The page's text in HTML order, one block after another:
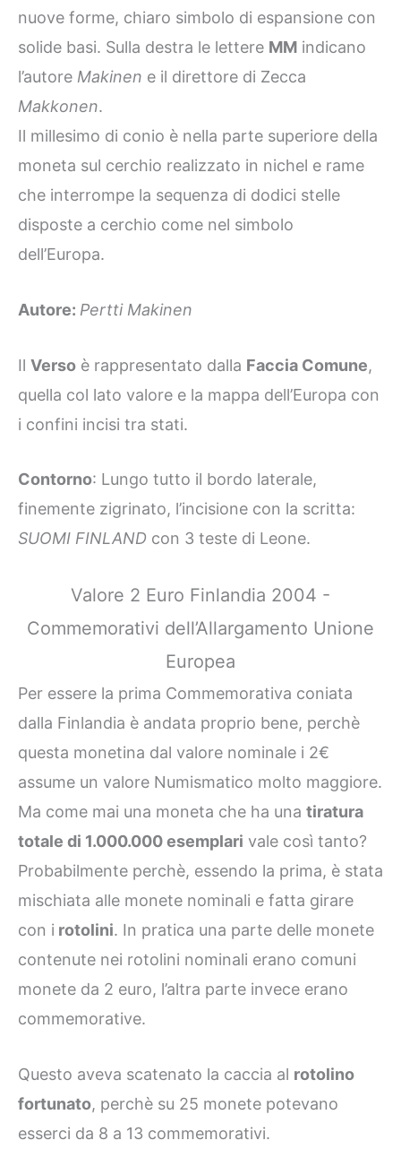
nuove forme, chiaro simbolo di espansione con
solide basi. Sulla destra le lettere MM indicano
l’autore Makinen e il direttore di Zecca
Makkonen.
Il millesimo di conio è nella parte superiore della
moneta sul cerchio realizzato in nichel e rame
che interrompe la sequenza di dodici stelle
disposte a cerchio come nel simbolo
dell’Europa.
Autore: Pertti Makinen
Il Verso è rappresentato dalla Faccia Comune,
quella col lato valore e la mappa dell’Europa con
i confini incisi tra stati.
Contorno: Lungo tutto il bordo laterale,
finemente zigrinato, l’incisione con la scritta:
SUOMI FINLAND con 3 teste di Leone.
Valore 2 Euro Finlandia 2004 -
Commemorativi dell’Allargamento Unione
Europea
Per essere la prima Commemorativa coniata
dalla Finlandia è andata proprio bene, perchè
questa monetina dal valore nominale i 2€
assume un valore Numismatico molto maggiore.
Ma come mai una moneta che ha una tiratura
totale di 1.000.000 esemplari vale così tanto?
Probabilmente perchè, essendo la prima, è stata
mischiata alle monete nominali e fatta girare
con i rotolini. In pratica una parte delle monete
contenute nei rotolini nominali erano comuni
monete da 2 euro, l’altra parte invece erano
commemorative.
Questo aveva scatenato la caccia al rotolino
fortunato, perchè su 25 monete potevano
esserci da 8 a 13 commemorativi.